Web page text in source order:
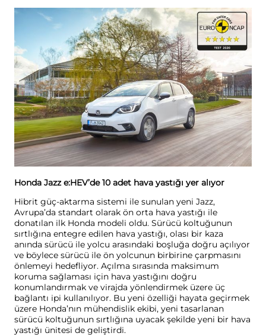
Honda Jazz e:HEV’de 10 adet hava yastığı yer alıyor
Hibrit güç-aktarma sistemi ile sunulan yeni Jazz,
Avrupa’da standart olarak ön orta hava yastığı ile
donatılan ilk Honda modeli oldu. Sürücü koltuğunun
sırtlığına entegre edilen hava yastığı, olası bir kaza
anında sürücü ile yolcu arasındaki boşluğa doğru açılıyor
ve böylece sürücü ile ön yolcunun birbirine çarpmasını
önlemeyi hedefliyor. Açılma sırasında maksimum
koruma sağlaması için hava yastığını doğru
konumlandırmak ve virajda yönlendirmek üzere üç
bağlantı ipi kullanılıyor. Bu yeni özelliği hayata geçirmek
üzere Honda’nın mühendislik ekibi, yeni tasarlanan
sürücü koltuğunun sırtlığına uyacak şekilde yeni bir hava
yastığı ünitesi de geliştirdi.